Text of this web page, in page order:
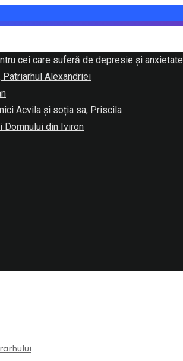
cei care suferă de depresie și anxietate
Alexandriei
Acvila și soția sa, Priscila
Domnului din Iviron